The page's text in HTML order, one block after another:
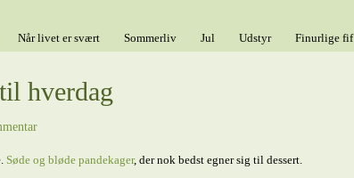
Når livet er svært Sommerliv Jul Udstyr Finurlige fif
hverdag
Søde og bløde pandekager, der nok bedst egner sig til dessert.